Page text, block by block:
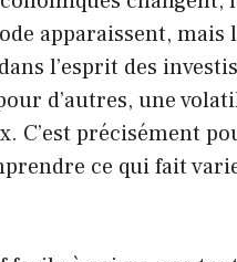
apparaissent, mais
l’esprit des
d’autres, une
C’est précisément
ce qui fait